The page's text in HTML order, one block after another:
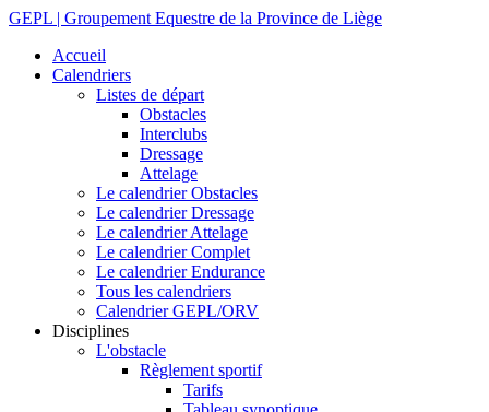
GEPL | Groupement Equestre de la Province de Liège
Accueil
Calendriers
Listes de départ
Obstacles
Interclubs
Dressage
Attelage
Le calendrier Obstacles
Le calendrier Dressage
Le calendrier Attelage
Le calendrier Complet
Le calendrier Endurance
Tous les calendriers
Calendrier GEPL/ORV
Disciplines
L'obstacle
Règlement sportif
Tarifs